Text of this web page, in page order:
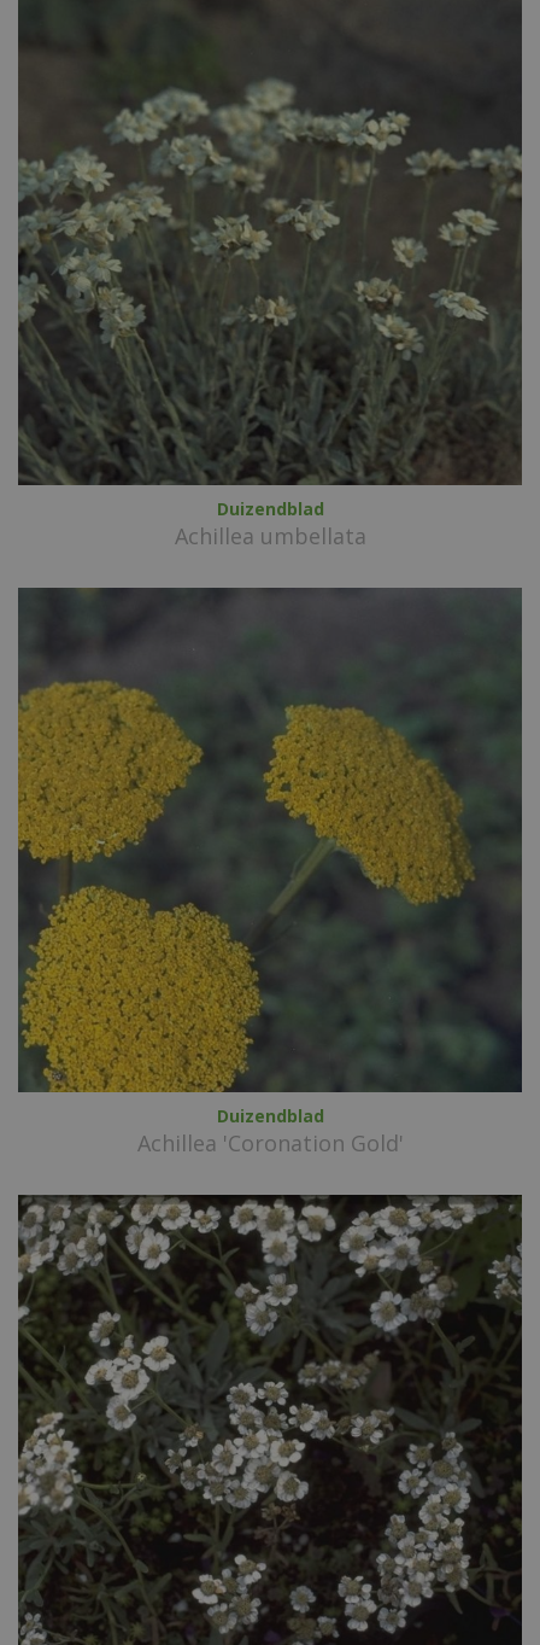
Duizendblad
Achillea umbellata
Duizendblad
Achillea 'Coronation Gold'